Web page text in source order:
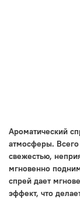
Ароматический
атмосферы.
свежестью,
мгновенно
спрей дает
эффект, что